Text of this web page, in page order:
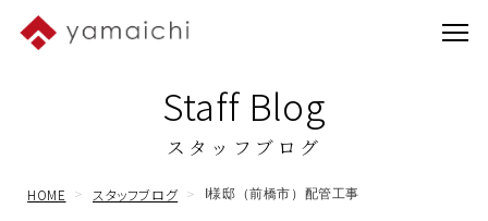
Staff Blog
スタッフブログ
HOME スタッフブログ I様邸（前橋市）配管工事